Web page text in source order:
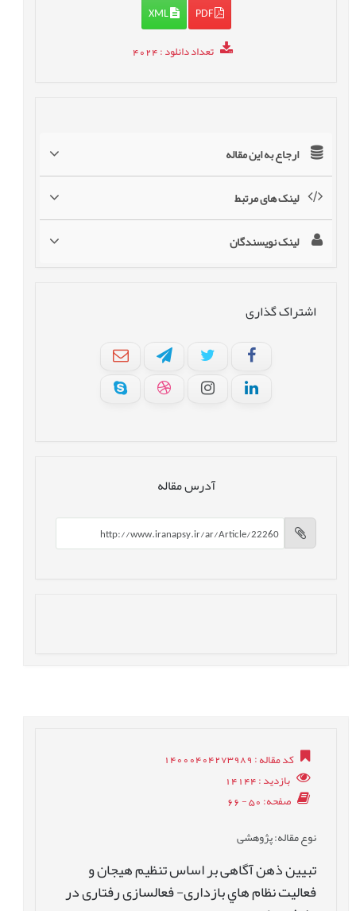
PDF
XML
تعداد دانلود: 4024
ارجاع به این مقاله
لینک های مرتبط
لینک نویسندگان
اشتراک گذاری
آدرس مقاله
کد مقاله: 14000404273989
بازدید: 14144
صفحه: 50 - 66
نوع مقاله: پژوهشی
تبيين ذهن آگاهی بر اساس تنظيم هيجان و
فعاليت نظام هاي بازداری- فعالسازی رفتاری در